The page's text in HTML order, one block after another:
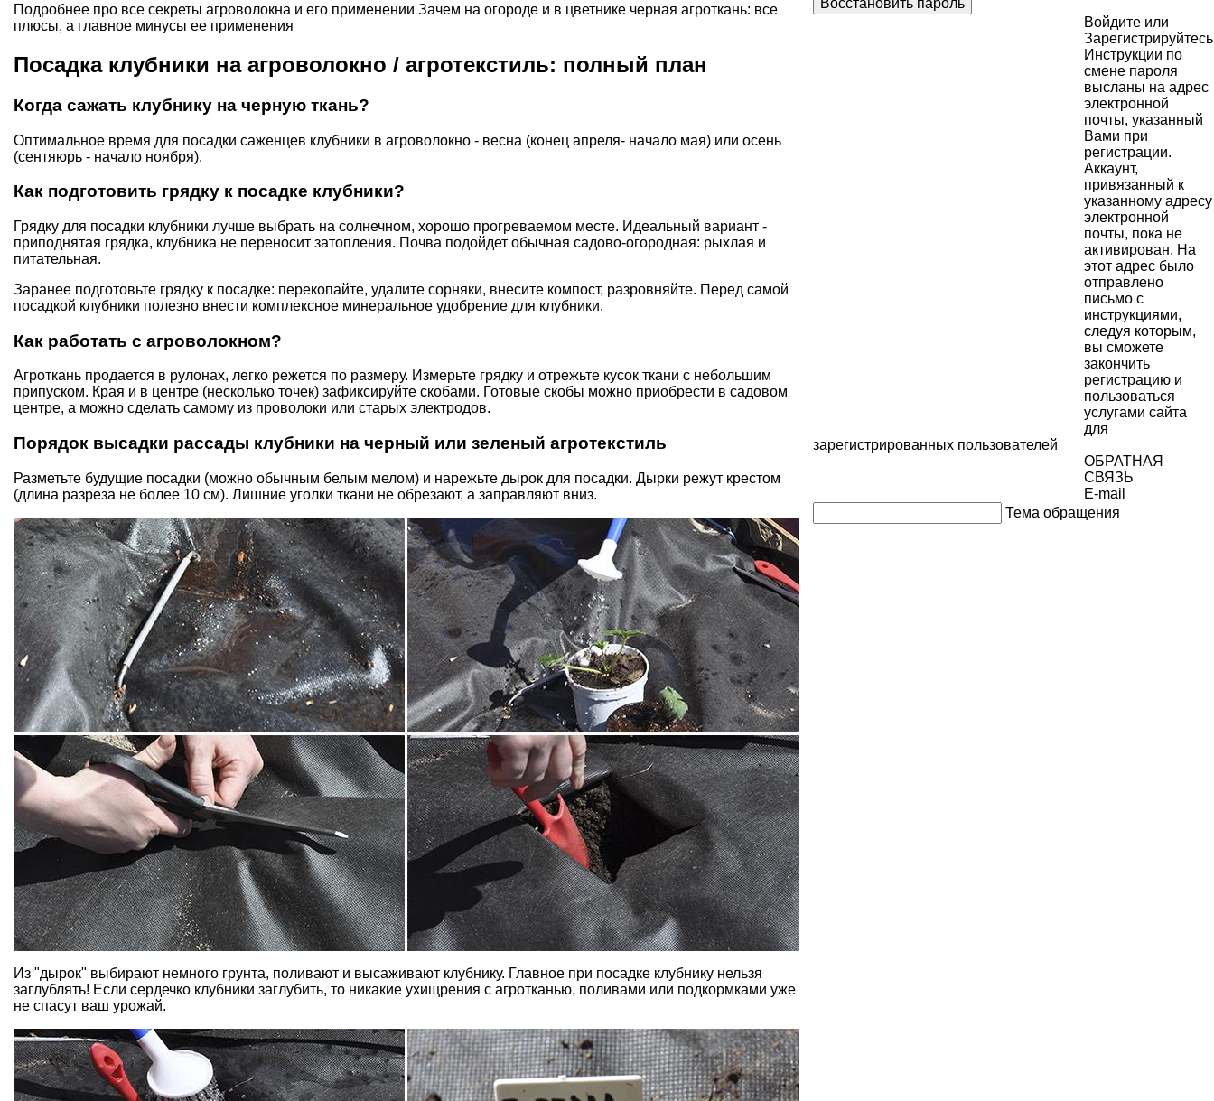
Подробнее про все секреты агроволокна и его применении Зачем на огороде и в цветнике черная агроткань: все
плюсы, а главное минусы ее применения
Посадка клубники на агроволокно / агротекстиль: полный план
Когда сажать клубнику на черную ткань?
Оптимальное время для посадки саженцев клубники в агроволокно - весна (конец апреля- начало мая) или осень
(сентяюрь - начало ноября).
Как подготовить грядку к посадке клубники?
Грядку для посадки клубники лучше выбрать на солнечном, хорошо прогреваемом месте. Идеальный вариант -
приподнятая грядка, клубника не переносит затопления. Почва подойдет обычная садово-огородная: рыхлая и
питательная.
Заранее подготовьте грядку к посадке: перекопайте, удалите сорняки, внесите компост, разровняйте. Перед самой
посадкой клубники полезно внести комплексное минеральное удобрение для клубники.
Как работать с агроволокном?
Агроткань продается в рулонах, легко режется по размеру. Измерьте грядку и отрежьте кусок ткани с небольшим
припуском. Края и в центре (несколько точек) зафиксируйте скобами. Готовые скобы можно приобрести в садовом
центре, а можно сделать самому из проволоки или старых электродов.
Порядок высадки рассады клубники на черный или зеленый агротекстиль
Разметьте будущие посадки (можно обычным белым мелом) и нарежьте дырок для посадки. Дырки режут крестом
(длина разреза не более 10 см). Лишние уголки ткани не обрезают, а заправляют вниз.
Из "дырок" выбирают немного грунта, поливают и высаживают клубнику. Главное при посадке клубнику нельзя
заглублять! Если сердечко клубники заглубить, то никакие ухищрения с агротканью, поливами или подкормками уже
не спасут ваш урожай.
Войдите или
Зарегистрируйтесь
Инструкции по
смене пароля
высланы на адрес
электронной
почты, указанный
Вами при
регистрации.
Аккаунт,
привязанный к
указанному адресу
электронной
почты, пока не
активирован. На
этот адрес было
отправлено
письмо с
инструкциями,
следуя которым,
вы сможете
закончить
регистрацию и
пользоваться
услугами сайта
для
зарегистрированных пользователей
ОБРАТНАЯ
СВЯЗЬ
E-mail
Тема обращения